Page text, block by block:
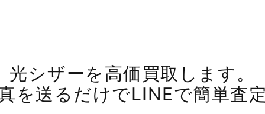
光シザーを高価買取します。
を送るだけでLINEで簡単査